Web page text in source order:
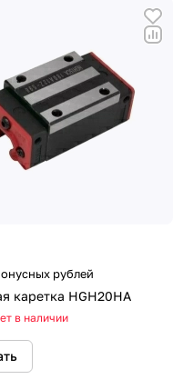
рублей
каретка HGH20НA
в наличии